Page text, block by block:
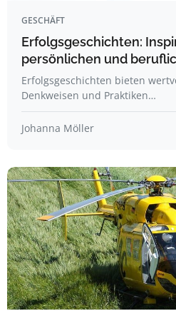
GESCHÄFT
Erfolgsgeschichten:
persönlichen und
Erfolgsgeschichten bieten
Denkweisen und Praktiken…
Johanna Möller